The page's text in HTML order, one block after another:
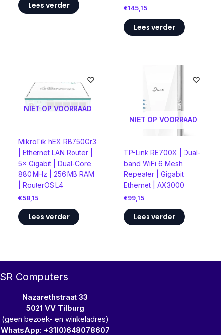
Lees verder €145,15
Lees verder
NIET OP VOORRAAD
MikroTik hEX RB750Gr3
| Ethernet LAN Router |
5× Gigabit | Dual-Core
880 MHz | 256 MB RAM
| RouterOS L4
€58,15
Lees verder
NIET OP VOORRAAD
TP-Link RE700X | Dual-
band WiFi 6 Mesh
Repeater | Gigabit
Ethernet | AX3000
€99,15
Lees verder
SR Computers
Nazarethstraat 33
5021 VV Tilburg
(geen bezoek- en winkeladres)
WhatsApp: +31(0)648078607